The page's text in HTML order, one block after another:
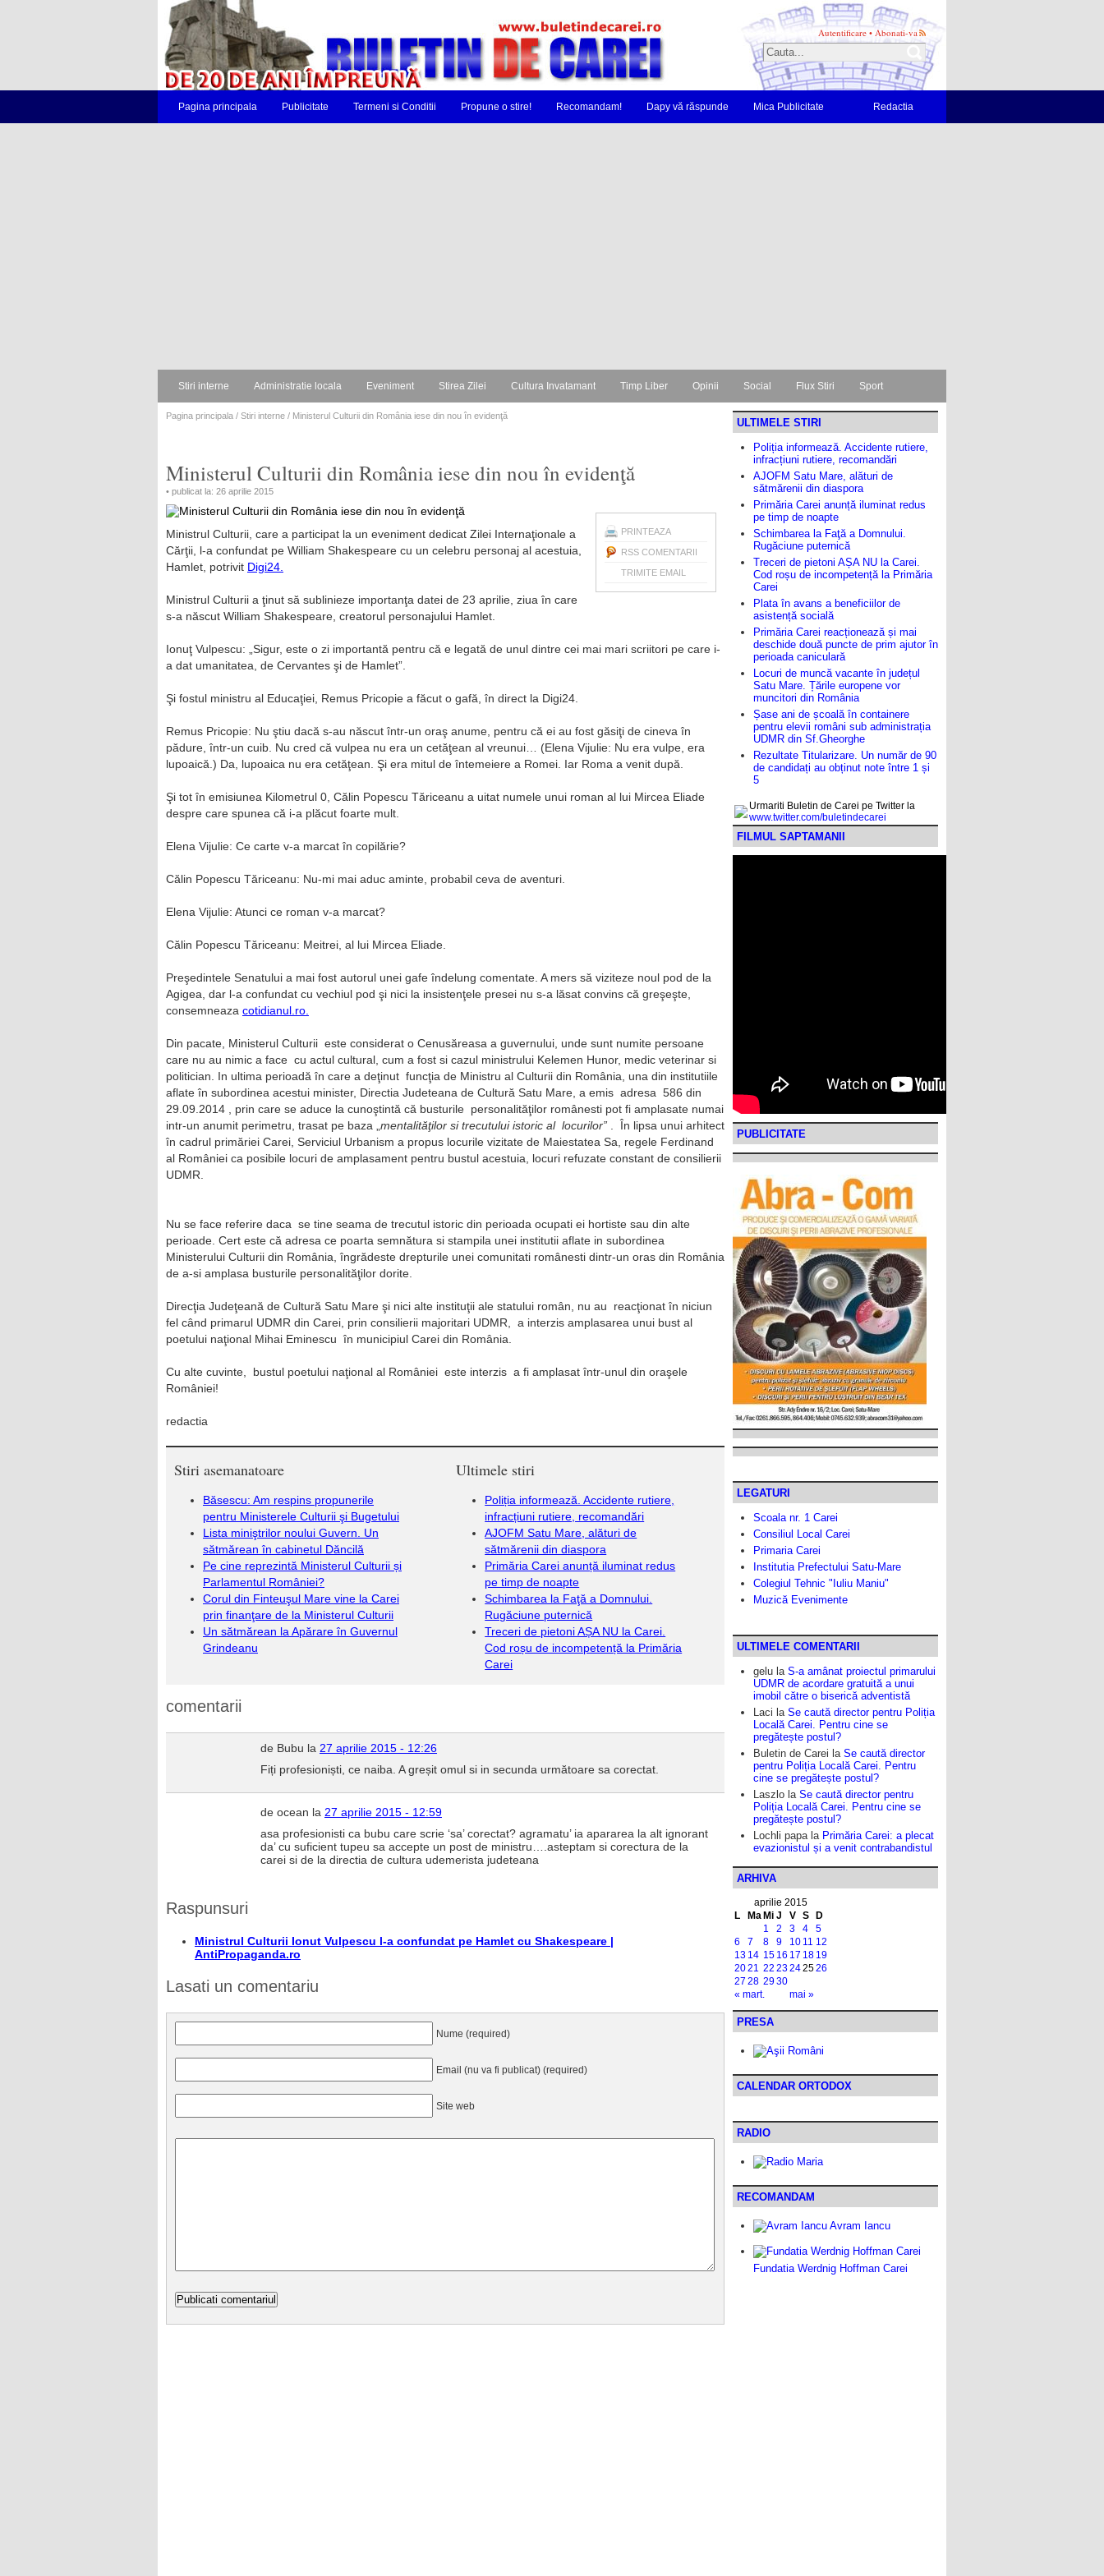
Autentificare • Abonati-va
Pagina principala Publicitate Termeni si Conditii Propune o stire! Recomandam! Dapy vă răspunde Mica Publicitate Redactia
Stiri interne Administratie locala Eveniment Stirea Zilei Cultura Invatamant Timp Liber Opinii Social Flux Stiri Sport
Pagina principala / Stiri interne / Ministerul Culturii din România iese din nou în evidenţă
Ministerul Culturii din România iese din nou în evidenţă
• publicat la: 26 aprilie 2015
PRINTEAZA
RSS COMENTARII
TRIMITE EMAIL
Ministrul Culturii, care a participat la un eveniment dedicat Zilei Internaţionale a
Cărţii, l-a confundat pe William Shakespeare cu un celebru personaj al acestuia,
Hamlet, potrivit Digi24.
Ministrul Culturii a ţinut să sublinieze importanţa datei de 23 aprilie, ziua în care
s-a născut William Shakespeare, creatorul personajului Hamlet.
Ionuţ Vulpescu: „Sigur, este o zi importantă pentru că e legată de unul dintre cei mai mari scriitori pe care i-
a dat umanitatea, de Cervantes şi de Hamlet”.
Şi fostul ministru al Educaţiei, Remus Pricopie a făcut o gafă, în direct la Digi24.
Remus Pricopie: Nu ştiu dacă s-au născut într-un oraş anume, pentru că ei au fost găsiţi de cineva în
pădure, într-un cuib. Nu cred că vulpea nu era un cetăţean al vreunui… (Elena Vijulie: Nu era vulpe, era
lupoaică.) Da, lupoaica nu era cetăţean. Şi era mitul de întemeiere a Romei. Iar Roma a venit după.
Şi tot în emisiunea Kilometrul 0, Călin Popescu Tăriceanu a uitat numele unui roman al lui Mircea Eliade
despre care spunea că i-a plăcut foarte mult.
Elena Vijulie: Ce carte v-a marcat în copilărie?
Călin Popescu Tăriceanu: Nu-mi mai aduc aminte, probabil ceva de aventuri.
Elena Vijulie: Atunci ce roman v-a marcat?
Călin Popescu Tăriceanu: Meitrei, al lui Mircea Eliade.
Preşedintele Senatului a mai fost autorul unei gafe îndelung comentate. A mers să viziteze noul pod de la
Agigea, dar l-a confundat cu vechiul pod şi nici la insistenţele presei nu s-a lăsat convins că greşeşte,
consemneaza cotidianul.ro.
Din pacate, Ministerul Culturii este considerat o Cenusăreasa a guvernului, unde sunt numite persoane
care nu au nimic a face cu actul cultural, cum a fost si cazul ministrului Kelemen Hunor, medic veterinar si
politician. In ultima perioadă în care a deţinut funcţia de Ministru al Culturii din România, una din institutiile
aflate în subordinea acestui minister, Directia Judeteana de Cultură Satu Mare, a emis adresa 586 din
29.09.2014 , prin care se aduce la cunoştintă că busturile personalităţilor românesti pot fi amplasate numai
intr-un anumit perimetru, trasat pe baza „ mentalităţilor si trecutului istoric al locurilor” . În lipsa unui arhitect
în cadrul primăriei Carei, Serviciul Urbanism a propus locurile vizitate de Maiestatea Sa, regele Ferdinand
al României ca posibile locuri de amplasament pentru bustul acestuia, locuri refuzate constant de consilierii
UDMR.
Nu se face referire daca se tine seama de trecutul istoric din perioada ocupati ei hortiste sau din alte
perioade. Cert este că adresa ce poarta semnătura si stampila unei institutii aflate in subordinea
Ministerului Culturii din România, îngrădeste drepturile unei comunitati românesti dintr-un oras din România
de a-si amplasa busturile personalităţilor dorite.
Direcţia Judeţeană de Cultură Satu Mare şi nici alte instituţii ale statului român, nu au reacţionat în niciun
fel când primarul UDMR din Carei, prin consilierii majoritari UDMR, a interzis amplasarea unui bust al
poetului naţional Mihai Eminescu în municipiul Carei din România.
Cu alte cuvinte, bustul poetului naţional al României este interzis a fi amplasat într-unul din oraşele
României!
redactia
Stiri asemanatoare
Băsescu: Am respins propunerile
pentru Ministerele Culturii şi Bugetului
Lista miniştrilor noului Guvern. Un
sătmărean în cabinetul Dăncilă
Pe cine reprezintă Ministerul Culturii și
Parlamentul României?
Corul din Finteuşul Mare vine la Carei
prin finanţare de la Ministerul Culturii
Un sătmărean la Apărare în Guvernul
Grindeanu
Ultimele stiri
Poliția informează. Accidente rutiere,
infracțiuni rutiere, recomandări
AJOFM Satu Mare, alături de
sătmărenii din diaspora
Primăria Carei anunță iluminat redus
pe timp de noapte
Schimbarea la Faţă a Domnului.
Rugăciune puternică
Treceri de pietoni AȘA NU la Carei.
Cod roșu de incompetență la Primăria
Carei
comentarii
de Bubu la 27 aprilie 2015 - 12:26
Fiți profesioniști, ce naiba. A greșit omul si in secunda următoare sa corectat.
de ocean la 27 aprilie 2015 - 12:59
asa profesionisti ca bubu care scrie ‘sa’ corectat? agramatu’ ia apararea la alt ignorant
da’ cu suficient tupeu sa accepte un post de ministru….asteptam si corectura de la
carei si de la directia de cultura udemerista judeteana
Raspunsuri
Ministrul Culturii Ionut Vulpescu l-a confundat pe Hamlet cu Shakespeare |
AntiPropaganda.ro
Lasati un comentariu
Nume (required)
Email (nu va fi publicat) (required)
Site web
ULTIMELE STIRI
Poliția informează. Accidente rutiere,
infracțiuni rutiere, recomandări
AJOFM Satu Mare, alături de
sătmărenii din diaspora
Primăria Carei anunță iluminat redus
pe timp de noapte
Schimbarea la Faţă a Domnului.
Rugăciune puternică
Treceri de pietoni AȘA NU la Carei.
Cod roșu de incompetență la Primăria
Carei
Plata în avans a beneficiilor de
asistență socială
Primăria Carei reacționează și mai
deschide două puncte de prim ajutor în
perioada caniculară
Locuri de muncă vacante în județul
Satu Mare. Țările europene vor
muncitori din România
Șase ani de școală în containere
pentru elevii români sub administrația
UDMR din Sf.Gheorghe
Rezultate Titularizare. Un număr de 90
de candidați au obținut note între 1 și
5
Urmariti Buletin de Carei pe Twitter la
www.twitter.com/buletindecarei
FILMUL SAPTAMANII
PUBLICITATE
LEGATURI
Scoala nr. 1 Carei
Consiliul Local Carei
Primaria Carei
Institutia Prefectului Satu-Mare
Colegiul Tehnic "Iuliu Maniu"
Muzică Evenimente
ULTIMELE COMENTARII
gelu la S-a amânat proiectul primarului
UDMR de acordare gratuită a unui
imobil către o biserică adventistă
Laci la Se caută director pentru Poliția
Locală Carei. Pentru cine se
pregătește postul?
Buletin de Carei la Se caută director
pentru Poliția Locală Carei. Pentru
cine se pregătește postul?
Laszlo la Se caută director pentru
Poliția Locală Carei. Pentru cine se
pregătește postul?
Lochli papala Primăria Carei: a plecat
evazionistul și a venit contrabandistul
ARHIVA
aprilie 2015
L
Ma Mi J V S D
« mart. mai »
1 2 3 4
5
6
7 8 9 10 11 12
13 14 15 16 17 18 19
2021 22 23242526
27 28 2930
PRESA
CALENDAR ORTODOX
RADIO
RECOMANDAM
Avram Iancu
Fundatia Werdnig Hoffman Carei